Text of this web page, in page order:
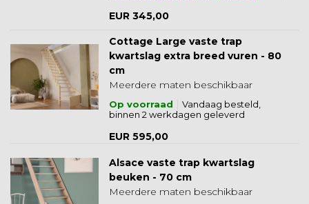
EUR 345,00
Cottage Large vaste trap
kwartslag extra breed vuren - 80
cm
Meerdere maten beschikbaar
Op voorraad
Vandaag besteld,
binnen 2 werkdagen geleverd
EUR 595,00
Alsace vaste trap kwartslag
beuken - 70 cm
Meerdere maten beschikbaar